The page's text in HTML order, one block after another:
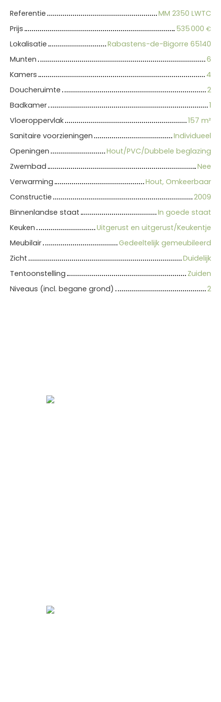
Referentie
MM 2350 LWTC
Prijs
535 000 €
Lokalisatie
Rabastens-de-Bigorre 65140
Munten
6
Kamers
4
Doucheruimte
2
Badkamer
1
Vloeroppervlak
157 m²
Sanitaire voorzieningen
Individueel
Openingen
Hout/PVC/Dubbele beglazing
Zwembad
Nee
Verwarming
Hout, Omkeerbaar
Constructie
2009
Binnenlandse staat
In goede staat
Keuken
Uitgerust en uitgerust/Keukentje
Meubilair
Gedeeltelijk gemeubileerd
Zicht
Duidelijk
Tentoonstelling
Zuiden
Niveaus (incl. begane grond)
2